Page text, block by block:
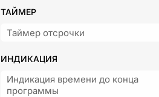
ТАЙМЕР
Таймер отсрочки
ИНДИКАЦИЯ
Индикация времени до конца
программы